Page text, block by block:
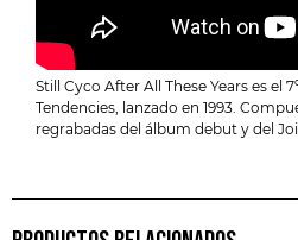
Still Cyco After All These Years es el
Tendencies, lanzado en 1993.
regrabadas del álbum debut y del